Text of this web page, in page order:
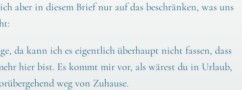
aber in die­sem Brief nur auf das beschrän­ken, was uns
da kann ich es eigent­lich über­haupt nicht fas­sen, dass
hier bist. Es kommt mir vor, als wärest du in Urlaub,
weg von Zuhau­se.